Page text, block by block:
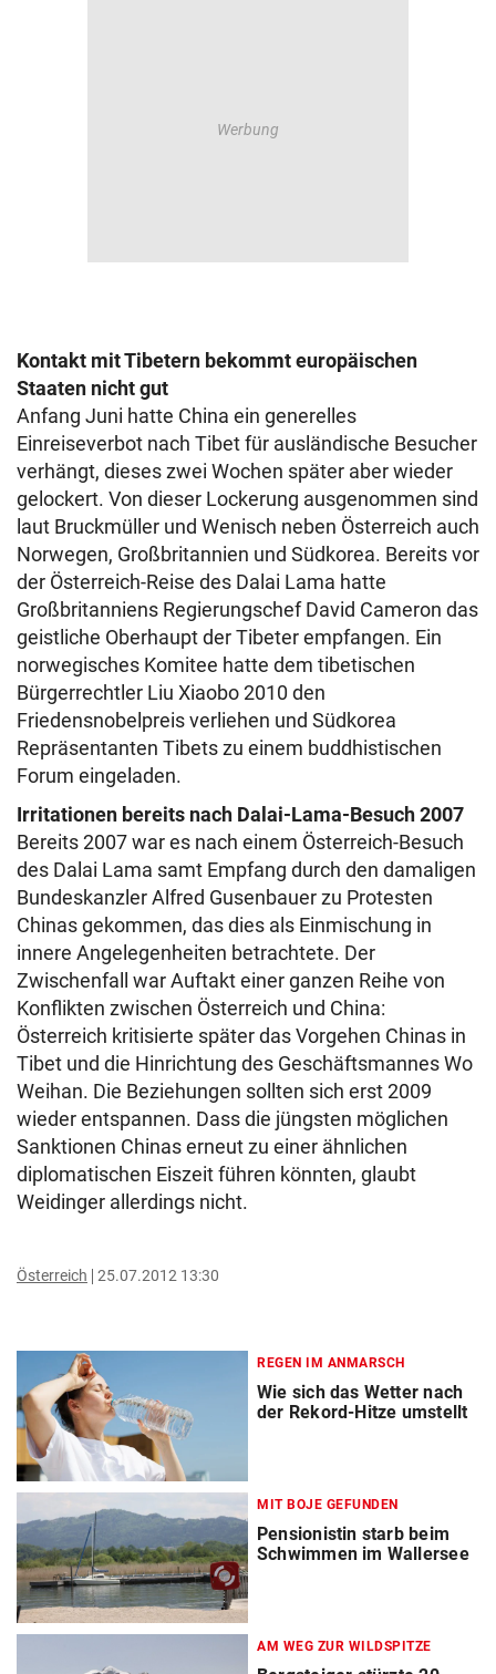
Kontakt mit Tibetern bekommt europäischen
Staaten nicht gut
Anfang Juni hatte China ein generelles
Einreiseverbot nach Tibet für ausländische Besucher
verhängt, dieses zwei Wochen später aber wieder
gelockert. Von dieser Lockerung ausgenommen sind
laut Bruckmüller und Wenisch neben Österreich auch
Norwegen, Großbritannien und Südkorea. Bereits vor
der Österreich-Reise des Dalai Lama hatte
Großbritanniens Regierungschef David Cameron das
geistliche Oberhaupt der Tibeter empfangen. Ein
norwegisches Komitee hatte dem tibetischen
Bürgerrechtler Liu Xiaobo 2010 den
Friedensnobelpreis verliehen und Südkorea
Repräsentanten Tibets zu einem buddhistischen
Forum eingeladen.
Irritationen bereits nach Dalai-Lama-Besuch 2007
Bereits 2007 war es nach einem Österreich-Besuch
des Dalai Lama samt Empfang durch den damaligen
Bundeskanzler Alfred Gusenbauer zu Protesten
Chinas gekommen, das dies als Einmischung in
innere Angelegenheiten betrachtete. Der
Zwischenfall war Auftakt einer ganzen Reihe von
Konflikten zwischen Österreich und China:
Österreich kritisierte später das Vorgehen Chinas in
Tibet und die Hinrichtung des Geschäftsmannes Wo
Weihan. Die Beziehungen sollten sich erst 2009
wieder entspannen. Dass die jüngsten möglichen
Sanktionen Chinas erneut zu einer ähnlichen
diplomatischen Eiszeit führen könnten, glaubt
Weidinger allerdings nicht.
Österreich 25.07.2012 13:30
REGEN IM ANMARSCH
Wie sich das Wetter nach
der Rekord-Hitze umstellt
MIT BOJE GEFUNDEN
Pensionistin starb beim
Schwimmen im Wallersee
AM WEG ZUR WILDSPITZE